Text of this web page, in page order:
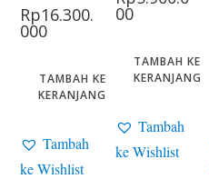
Rp16.300.
000
TAMBAH KE
KERANJANG
Tambah
ke Wishlist
00
TAMBAH KE
KERANJANG
Tambah
ke Wishlist